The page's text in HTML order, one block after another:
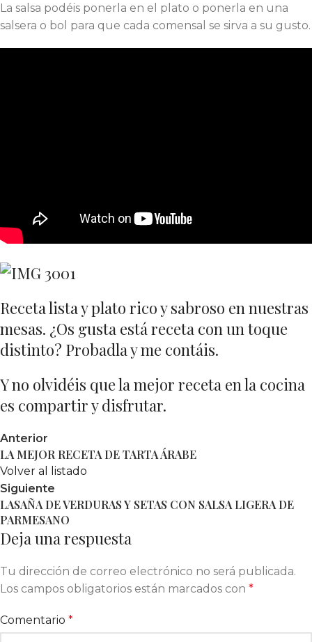
La salsa podéis ponerla en el plato o ponerla en una
salsera o bol para que cada comensal se sirva a su gusto.
Receta lista y plato rico y sabroso en nuestras
mesas. ¿Os gusta está receta con un toque
distinto? Probadla y me contáis.
Y no olvidéis que la mejor receta en la cocina
es compartir y disfrutar.
Anterior
LA MEJOR RECETA DE TARTA ÁRABE
Volver al listado
Siguiente
LASAÑA DE VERDURAS Y SETAS CON SALSA LIGERA DE
PARMESANO
Deja una respuesta
Tu dirección de correo electrónico no será publicada.
Los campos obligatorios están marcados con *
Comentario *